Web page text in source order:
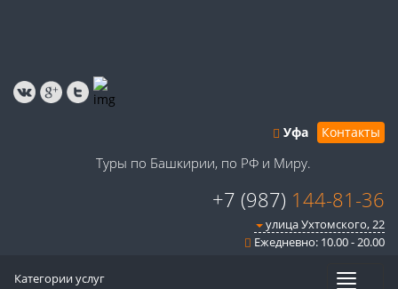
Уфа Контакты
Туры по Башкирии, по РФ и Миру.
+7 (987) 144-81-36
улица Ухтомского, 22
Ежедневно: 10.00 - 20.00
Категории услуг